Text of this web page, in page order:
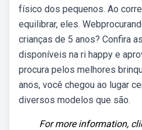
físico dos pequenos. Ao
equilibrar, eles.
crianças de 5 anos? Confira
disponíveis na ri happy e
procura pelos melhores
anos, você chegou ao lugar
diversos modelos que são.
For more information,